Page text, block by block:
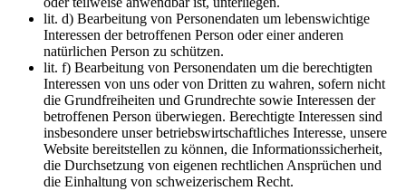
lit. d) Bearbeitung von Personendaten um lebenswichtige
Interessen der betroffenen Person oder einer anderen
natürlichen Person zu schützen.
lit. f) Bearbeitung von Personendaten um die berechtigten
Interessen von uns oder von Dritten zu wahren, sofern nicht
die Grundfreiheiten und Grundrechte sowie Interessen der
betroffenen Person überwiegen. Berechtigte Interessen sind
insbesondere unser betriebswirtschaftliches Interesse, unsere
Website bereitstellen zu können, die Informationssicherheit,
die Durchsetzung von eigenen rechtlichen Ansprüchen und
die Einhaltung von schweizerischem Recht.